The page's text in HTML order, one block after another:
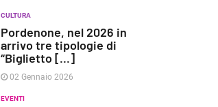
CULTURA
Pordenone, nel 2026 in
arrivo tre tipologie di
“Biglietto [...]
02 Gennaio 2026
EVENTI